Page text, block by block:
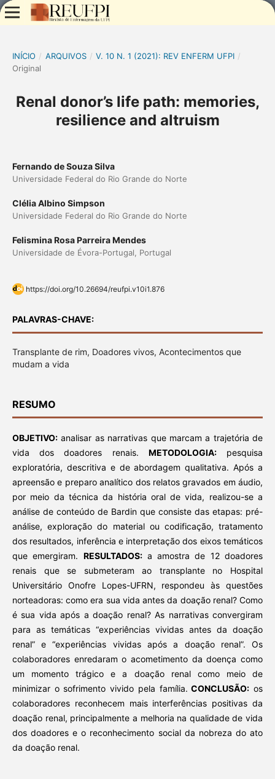
INÍCIO / ARQUIVOS / V. 10 N. 1 (2021): REV ENFERM UFPI /
Original
Renal donor’s life path: memories,
resilience and altruism
Fernando de Souza Silva
Universidade Federal do Rio Grande do Norte
Clélia Albino Simpson
Universidade Federal do Rio Grande do Norte
Felismina Rosa Parreira Mendes
Universidade de Évora-Portugal, Portugal
https://doi.org/10.26694/reufpi.v10i1.876
PALAVRAS-CHAVE:
Transplante de rim, Doadores vivos, Acontecimentos que
mudam a vida
RESUMO
OBJETIVO:analisar as narrativas que marcam a trajetória de
vida dos doadores renais. METODOLOGIA:pesquisa
exploratória, descritiva e de abordagem qualitativa. Após a
apreensão e preparo analítico dos relatos gravados em áudio,
por meio da técnica da história oral de vida, realizou-se a
análise de conteúdo de Bardin que consiste das etapas: pré-
análise, exploração do material ou codificação, tratamento
dos resultados, inferência e interpretação dos eixos temáticos
que emergiram. RESULTADOS:a amostra de 12 doadores
renais que se submeteram ao transplante no Hospital
Universitário Onofre Lopes-UFRN, respondeu às questões
norteadoras: como era sua vida antes da doação renal? Como
é sua vida após a doação renal? As narrativas convergiram
para as temáticas “experiências vividas antes da doação
renal” e “experiências vividas após a doação renal”. Os
colaboradores enredaram o acometimento da doença como
um momento trágico e a doação renal como meio de
minimizar o sofrimento vivido pela família. CONCLUSÃO: os
colaboradores reconhecem mais interferências positivas da
doação renal, principalmente a melhoria na qualidade de vida
dos doadores e o reconhecimento social da nobreza do ato
da doação renal.